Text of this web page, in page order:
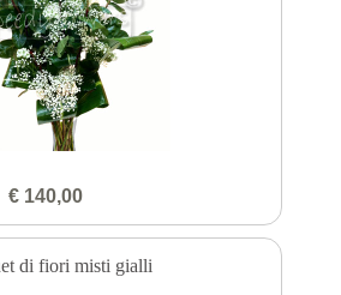
€ 140,00
di fiori misti gialli